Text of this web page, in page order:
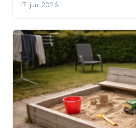
17. juni 2026